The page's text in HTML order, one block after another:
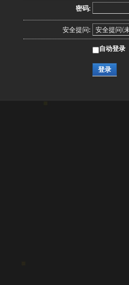
密码:
安全提问:
自动登录
登录